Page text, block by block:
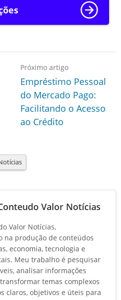
Próximo artigo
Empréstimo Pessoal
do Mercado Pago:
Facilitando o Acesso
ao Crédito
Valor Notícias
Valor Notícias,
na produção de conteúdos
economia, tecnologia e
Meu trabalho é pesquisar
analisar informações
temas complexos
claros, objetivos e úteis para